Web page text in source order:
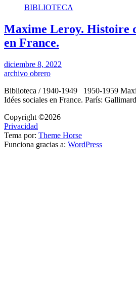
BIBLIOTECA
Maxime Leroy. Histoire
en France.
diciembre 8, 2022
archivo obrero
Biblioteca / 1940-1949 1950-1959
Idées sociales en France. París:
Copyright ©2026
Privacidad
Tema por: Theme Horse
Funciona gracias a: WordPress